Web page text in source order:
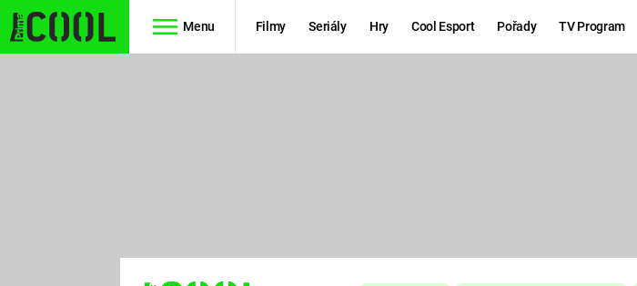
Menu Filmy Seriály Hry Cool Esport Pořady TV Program